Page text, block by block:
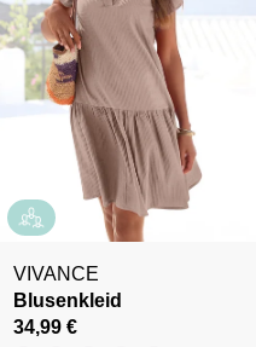
VIVANCE
Blusenkleid
34,99 €